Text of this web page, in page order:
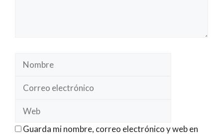
Guarda mi nombre, correo electrónico y web en